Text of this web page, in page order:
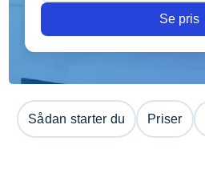
Se pris
Sådan starter du Priser